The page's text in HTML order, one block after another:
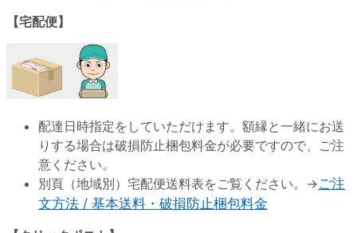
【宅配便】
配達日時指定をしていただけます。額縁と一緒にお送
りする場合は破損防止梱包料金が必要ですので、ご注
意ください。
別頁（地域別）宅配便送料表をご覧ください。→ご注
文方法 / 基本送料・破損防止梱包料金